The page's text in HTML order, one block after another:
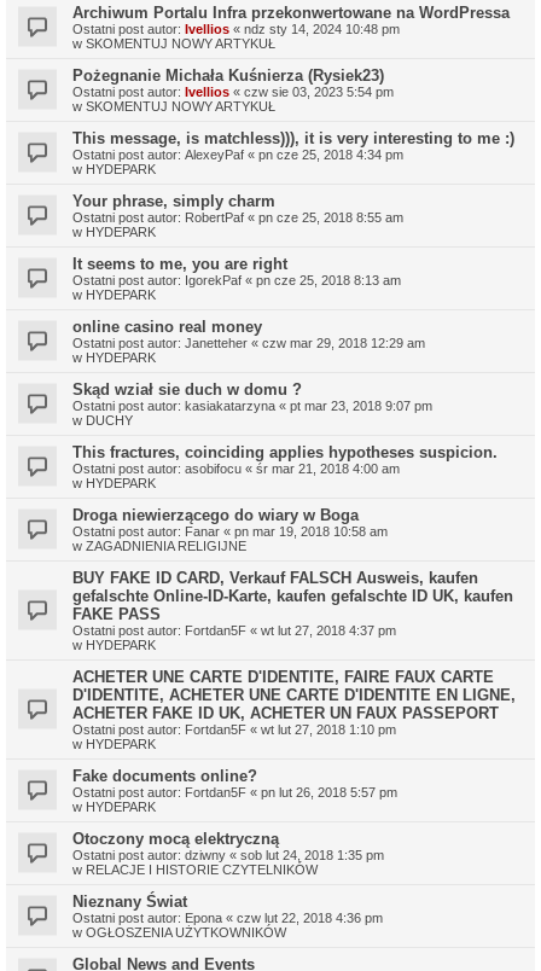
Archiwum Portalu Infra przekonwertowane na WordPressa
Ostatni post autor: Ivellios « ndz sty 14, 2024 10:48 pm
w SKOMENTUJ NOWY ARTYKUŁ
Pożegnanie Michała Kuśnierza (Rysiek23)
Ostatni post autor: Ivellios « czw sie 03, 2023 5:54 pm
w SKOMENTUJ NOWY ARTYKUŁ
This message, is matchless))), it is very interesting to me :)
Ostatni post autor: AlexeyPaf « pn cze 25, 2018 4:34 pm
w HYDEPARK
Your phrase, simply charm
Ostatni post autor: RobertPaf « pn cze 25, 2018 8:55 am
w HYDEPARK
It seems to me, you are right
Ostatni post autor: IgorekPaf « pn cze 25, 2018 8:13 am
w HYDEPARK
online casino real money
Ostatni post autor: Janetteher « czw mar 29, 2018 12:29 am
w HYDEPARK
Skąd wział sie duch w domu ?
Ostatni post autor: kasiakatarzyna « pt mar 23, 2018 9:07 pm
w DUCHY
This fractures, coinciding applies hypotheses suspicion.
Ostatni post autor: asobifocu « śr mar 21, 2018 4:00 am
w HYDEPARK
Droga niewierzącego do wiary w Boga
Ostatni post autor: Fanar « pn mar 19, 2018 10:58 am
w ZAGADNIENIA RELIGIJNE
BUY FAKE ID CARD, Verkauf FALSCH Ausweis, kaufen
gefalschte Online-ID-Karte, kaufen gefalschte ID UK, kaufen
FAKE PASS
Ostatni post autor: Fortdan5F « wt lut 27, 2018 4:37 pm
w HYDEPARK
ACHETER UNE CARTE D'IDENTITE, FAIRE FAUX CARTE
D'IDENTITE, ACHETER UNE CARTE D'IDENTITE EN LIGNE,
ACHETER FAKE ID UK, ACHETER UN FAUX PASSEPORT
Ostatni post autor: Fortdan5F « wt lut 27, 2018 1:10 pm
w HYDEPARK
Fake documents online?
Ostatni post autor: Fortdan5F « pn lut 26, 2018 5:57 pm
w HYDEPARK
Otoczony mocą elektryczną
Ostatni post autor: dziwny « sob lut 24, 2018 1:35 pm
w RELACJE I HISTORIE CZYTELNIKÓW
Nieznany Świat
Ostatni post autor: Epona « czw lut 22, 2018 4:36 pm
w OGŁOSZENIA UŻYTKOWNIKÓW
Global News and Events